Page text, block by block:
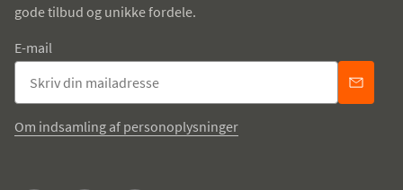
gode tilbud og unikke fordele.
E-mail
Om indsamling af personoplysninger